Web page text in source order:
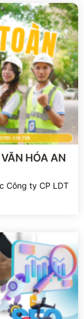
HÓA AN
Công ty CP LDT